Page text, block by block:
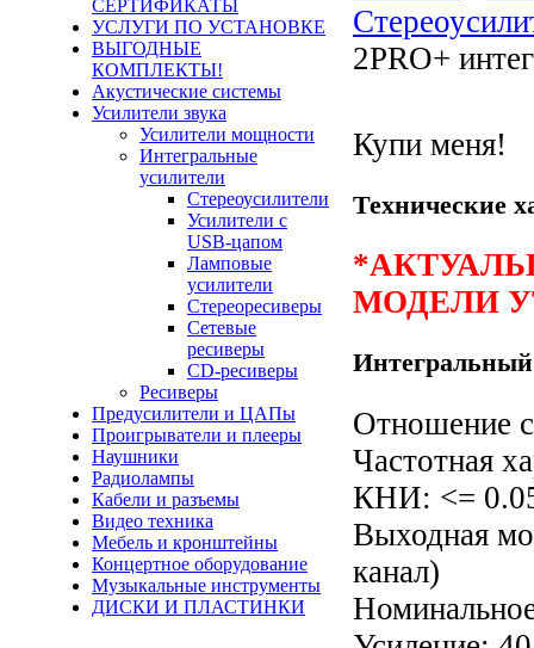
СЕРТИФИКАТЫ
УСЛУГИ ПО УСТАНОВКЕ
ВЫГОДНЫЕ
КОМПЛЕКТЫ!
Акустические системы
Усилители звука
Усилители мощности
Интегральные
усилители
Стереоусилители
Усилители с
USB-цапом
Ламповые
усилители
Стереоресиверы
Сетевые
ресиверы
CD-ресиверы
Ресиверы
Предусилители и ЦАПы
Проигрыватели и плееры
Наушники
Радиолампы
Кабели и разъемы
Видео техника
Мебель и кронштейны
Концертное оборудование
Музыкальные инструменты
ДИСКИ И ПЛАСТИНКИ
2PRO+
Купи меня!
Технические
МОДЕЛИ
Отношение
Частотная
КНИ: <=
Выходная
канал)